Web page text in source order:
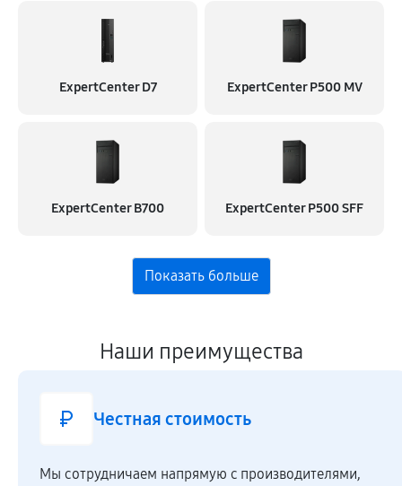
ExpertCenter D7 ExpertCenter P500 MV
ExpertCenter B700 ExpertCenter P500 SFF
Наши преимущества
Честная стоимость
Мы сотрудничаем напрямую c производителями,